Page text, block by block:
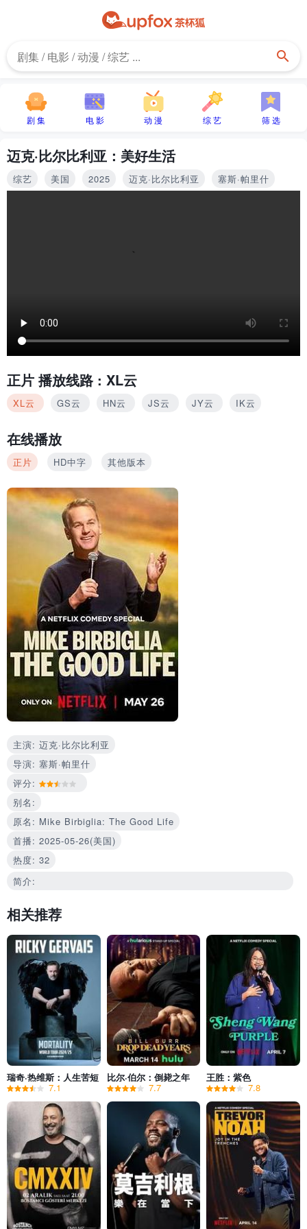
剧 集 电 影 动 漫 综 艺 筛 选
迈克·比尔比利亚：美好生活
综艺 美国 2025 迈克·比尔比利亚 塞斯·帕里什
正片 播放线路 : XL云
XL云 GS云 HN云 JS云 JY云 IK云
在线播放
正片 HD中字 其他版本
主演: 迈克·比尔比利亚
导演: 塞斯·帕里什
评分:
别名:
原名: Mike Birbiglia: The Good Life
首播: 2025-05-26(美国)
热度: 32
简介:
相关推荐
瑞奇·热维斯：人生苦短
7.1
比尔·伯尔：倒毙之年
7.7
王胜：紫色
7.8